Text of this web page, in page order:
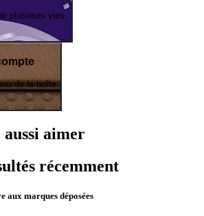
plusieurs vies.
de la boîte
aimer
récemment
marques déposées